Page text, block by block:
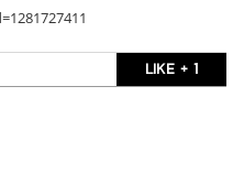
LIKE + 1